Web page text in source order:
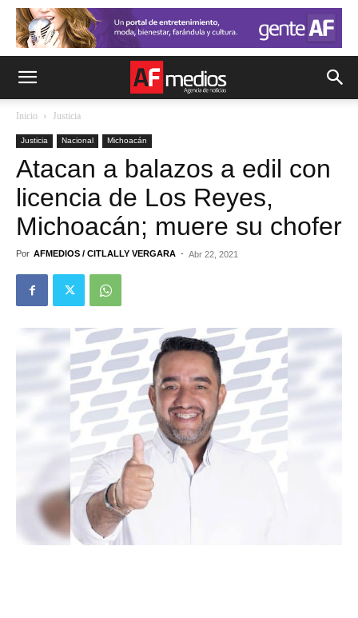
Inicio Justicia
Justicia Nacional Michoacán
Atacan a balazos a edil con
licencia de Los Reyes,
Michoacán; muere su chofer
Por AFMEDIOS / CITLALLY VERGARA - Abr 22, 2021